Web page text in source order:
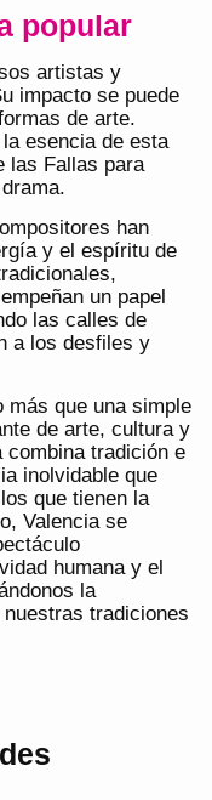
popular
artistas y
impacto se puede
de arte.
esencia de esta
las Fallas para
han
y el espíritu de
un papel
las calles de
a los desfiles y
que una simple
de arte, cultura y
combina tradición e
inolvidable que
que tienen la
Valencia se
humana y el
la
tradiciones